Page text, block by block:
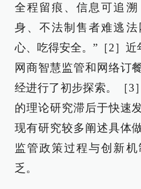
全程留痕、信息可追
身、不法制售者难逃
心、吃得安全。”［2］
网商智慧监管和网络订
经进行了初步探索。［3
的理论研究滞后于快速
现有研究较多阐述具体
监管政策过程与创新
乏。